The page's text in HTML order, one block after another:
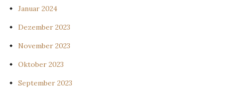
Januar 2024
Dezember 2023
November 2023
Oktober 2023
September 2023